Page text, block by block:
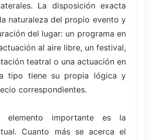
La disposición exacta
naturaleza del propio evento y
del lugar: un programa en
al aire libre, un festival,
teatral o una actuación en
tipo tiene su propia lógica y
correspondientes.
elemento importante es la
Cuanto más se acerca el